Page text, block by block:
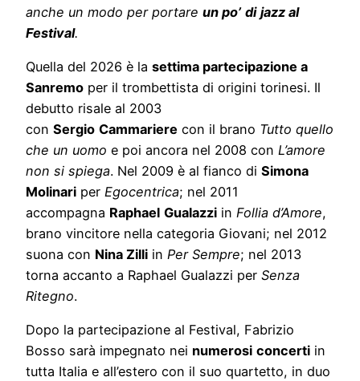
anche un modo per portare un po’ di jazz al
Festival.
Quella del 2026 è la settima partecipazione a
Sanremo per il trombettista di origini torinesi. Il
debutto risale al 2003
con Sergio Cammariere con il brano Tutto quello
che un uomo e poi ancora nel 2008 con L’amore
non si spiega. Nel 2009 è al fianco di Simona
Molinari per Egocentrica; nel 2011
accompagna Raphael Gualazzi in Follia d’Amore,
brano vincitore nella categoria Giovani; nel 2012
suona con Nina Zilli in Per Sempre; nel 2013
torna accanto a Raphael Gualazzi per Senza
Ritegno.
Dopo la partecipazione al Festival, Fabrizio
Bosso sarà impegnato nei numerosi concerti in
tutta Italia e all’estero con il suo quartetto, in duo